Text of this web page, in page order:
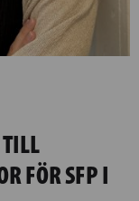
FÖR SFP I